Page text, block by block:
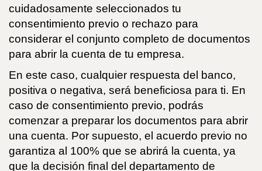
cuidadosamente seleccionados tu
consentimiento previo o rechazo para
considerar el conjunto completo de documentos
para abrir la cuenta de tu empresa.
En este caso, cualquier respuesta del banco,
positiva o negativa, será beneficiosa para ti. En
caso de consentimiento previo, podrás
comenzar a preparar los documentos para abrir
una cuenta. Por supuesto, el acuerdo previo no
garantiza al 100% que se abrirá la cuenta, ya
que la decisión final del departamento de